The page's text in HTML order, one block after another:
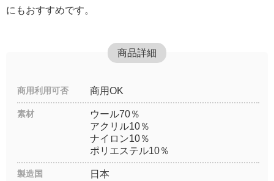
にもおすすめです。
商品詳細
商用利用可否 商用OK
素材
ウール70％
アクリル10％
ナイロン10％
ポリエステル10％
製造国 日本